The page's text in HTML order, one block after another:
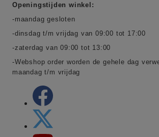
Openingstijden winkel:
-maandag gesloten
-dinsdag t/m vrijdag van 09:00 tot 17:00
-zaterdag van 09:00 tot 13:00
-Webshop order worden de gehele dag
maandag t/m vrijdag